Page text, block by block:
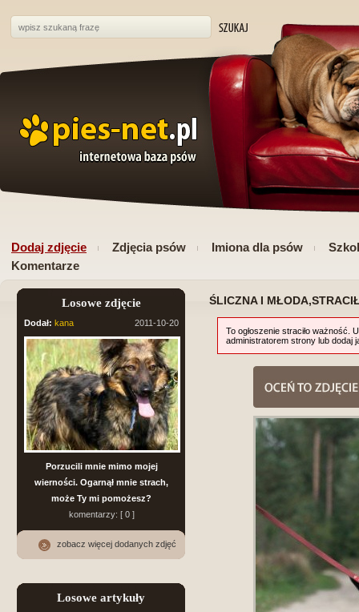
Dodaj zdjęcie Zdjęcia psów Imiona dla psów
Komentarze
ŚLICZNA I
To ogłoszenie straciło ważność.
administratorem strony lub dodaj
Losowe zdjęcie
Dodał: kana 2011-10-20
Porzucili mnie mimo mojej
wierności. Ogarnął mnie strach,
może Ty mi pomożesz?
komentarzy: [ 0 ]
zobacz więcej dodanych zdjęć
Losowe artykuły